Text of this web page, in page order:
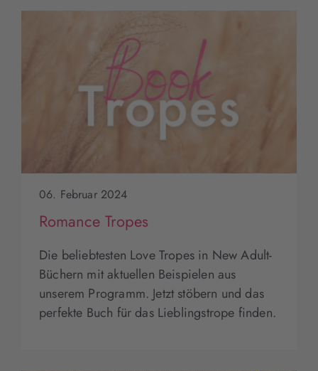
06. Februar 2024
Romance Tropes
Die beliebtesten Love Tropes in New Adult-
Büchern mit aktuellen Beispielen aus
unserem Programm. Jetzt stöbern und das
perfekte Buch für das Lieblingstrope finden.